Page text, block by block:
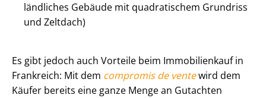
ländliches Gebäude mit quadratischem Grundriss
und Zeltdach)
Es gibt jedoch auch Vorteile beim Immobilienkauf in
Frankreich: Mit dem compromis de ventewird dem
Käufer bereits eine ganze Menge an Gutachten